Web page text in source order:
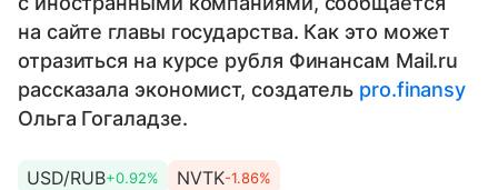
на сайте главы государства. Как это может
отразиться на курсе рубля Финансам Mail.ru
рассказала экономист, создатель pro.finansy
Ольга Гогаладзе.
USD/RUB+0.92% NVTK-1.86%